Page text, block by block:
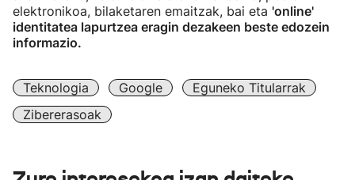
elektronikoa, bilaketaren emaitzak, bai eta 'online'
identitatea lapurtzea eragin dezakeen beste edozein
informazio.
Teknologia Google
Eguneko Titularrak
Zibererasoak